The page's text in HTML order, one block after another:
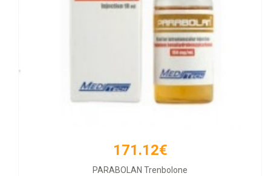
171.12€
PARABOLAN Trenbolone